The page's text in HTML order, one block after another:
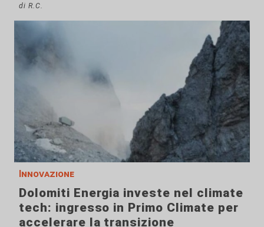
di R.C.
Innovazione
Dolomiti Energia investe nel climate
tech: ingresso in Primo Climate per
accelerare la transizione